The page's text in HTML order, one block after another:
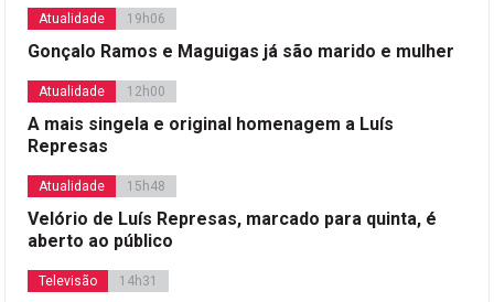
Atualidade 19h06
Gonçalo Ramos e Maguigas já são marido e mulher
Atualidade 12h00
A mais singela e original homenagem a Luís
Represas
Atualidade 15h48
Velório de Luís Represas, marcado para quinta, é
aberto ao público
Televisão 14h31